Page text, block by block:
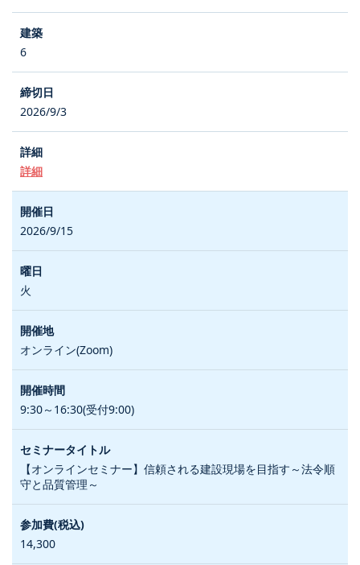
6
2026/9/3
詳細
2026/9/15
火
オンライン(Zoom)
9:30～16:30(受付9:00)
【オンラインセミナー】信頼される建設現場を目指す～法令順
守と品質管理～
14,300